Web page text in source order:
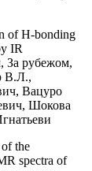
of H-bonding
IR
За рубежом,
В.Л.,
Вацуро
Шокова
the
spectra of